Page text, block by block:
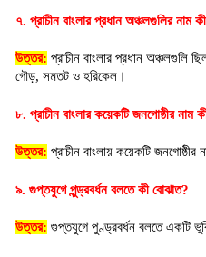
৭. প্রাচীন বাংলার প্রধান অঞ্চলগুলির নাম
উত্তর: প্রাচীন বাংলার প্রধান অঞ্চলগুলি
গৌড়, সমতট ও হরিকেল।
৮. প্রাচীন বাংলার কয়েকটি জনগোষ্ঠীর নাম
উত্তর: প্রাচীন বাংলায় কয়েকটি
৯. গুপ্তযুগে পুন্ড্রবর্ধন বলতে কী বোঝাত?
উত্তর: গুপ্তযুগে পুণ্ড্রবর্ধন বলতে একটি